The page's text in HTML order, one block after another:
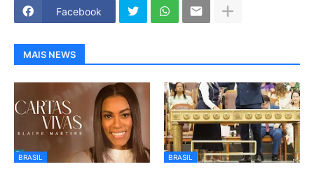
Facebook
MAIS NEWS
BRASIL BRASIL